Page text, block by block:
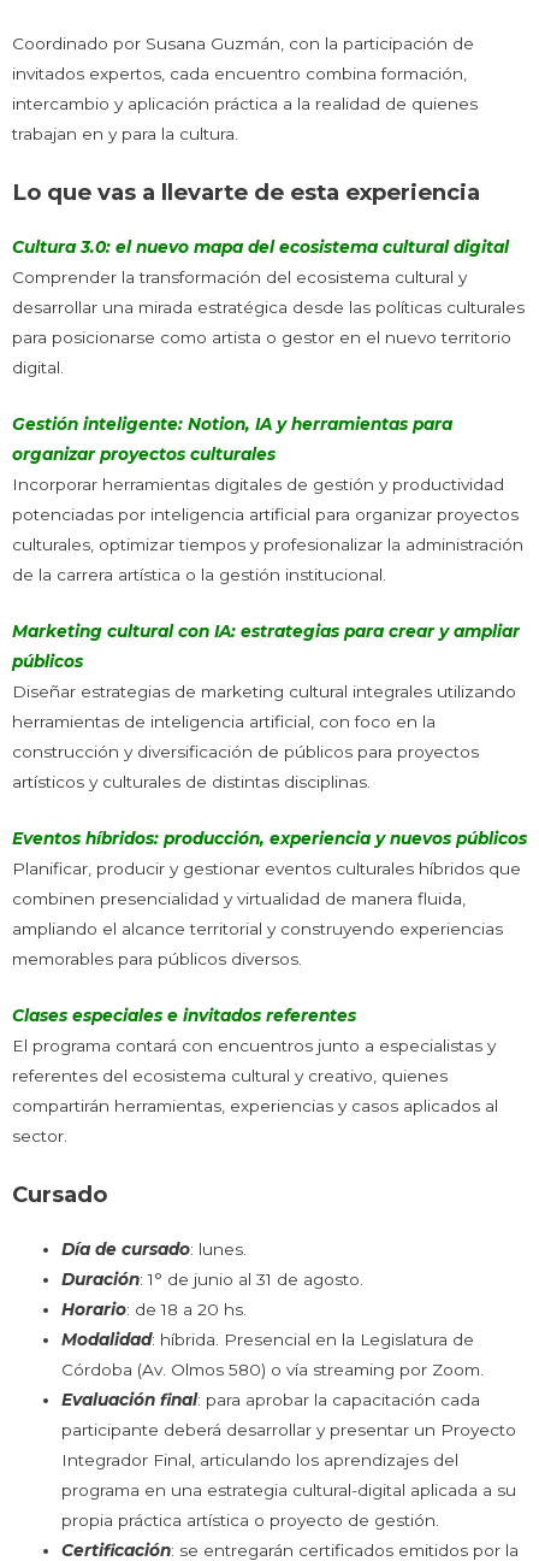
Coordinado por Susana Guzmán, con la participación de
invitados expertos, cada encuentro combina formación,
intercambio y aplicación práctica a la realidad de quienes
trabajan en y para la cultura.
Lo que vas a llevarte de esta experiencia
Cultura 3.0: el nuevo mapa del ecosistema cultural digital
Comprender la transformación del ecosistema cultural y
desarrollar una mirada estratégica desde las políticas culturales
para posicionarse como artista o gestor en el nuevo territorio
digital.
Gestión inteligente: Notion, IA y herramientas para
organizar proyectos culturales
Incorporar herramientas digitales de gestión y productividad
potenciadas por inteligencia artificial para organizar proyectos
culturales, optimizar tiempos y profesionalizar la administración
de la carrera artística o la gestión institucional.
Marketing cultural con IA: estrategias para crear y ampliar
públicos
Diseñar estrategias de marketing cultural integrales utilizando
herramientas de inteligencia artificial, con foco en la
construcción y diversificación de públicos para proyectos
artísticos y culturales de distintas disciplinas.
Eventos híbridos: producción, experiencia y nuevos públicos
Planificar, producir y gestionar eventos culturales híbridos que
combinen presencialidad y virtualidad de manera fluida,
ampliando el alcance territorial y construyendo experiencias
memorables para públicos diversos.
Clases especiales e invitados referentes
El programa contará con encuentros junto a especialistas y
referentes del ecosistema cultural y creativo, quienes
compartirán herramientas, experiencias y casos aplicados al
sector.
Cursado
Día de cursado: lunes.
Duración: 1° de junio al 31 de agosto.
Horario: de 18 a 20 hs.
Modalidad: híbrida. Presencial en la Legislatura de
Córdoba (Av. Olmos 580) o vía streaming por Zoom.
Evaluación final: para aprobar la capacitación cada
participante deberá desarrollar y presentar un Proyecto
Integrador Final, articulando los aprendizajes del
programa en una estrategia cultural-digital aplicada a su
propia práctica artística o proyecto de gestión.
Certificación: se entregarán certificados emitidos por la